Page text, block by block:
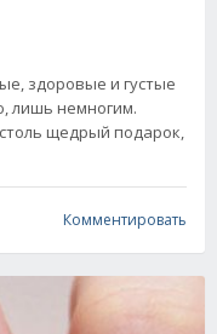
здоровые и густые
лишь немногим.
щедрый подарок,
Комментировать